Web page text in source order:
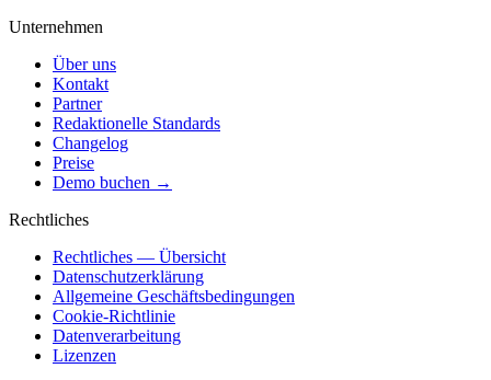
Unternehmen
Über uns
Kontakt
Partner
Redaktionelle Standards
Changelog
Preise
Demo buchen →
Rechtliches
Rechtliches — Übersicht
Datenschutzerklärung
Allgemeine Geschäftsbedingungen
Cookie-Richtlinie
Datenverarbeitung
Lizenzen